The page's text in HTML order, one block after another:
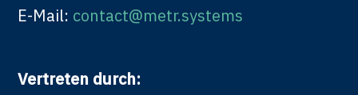
E-Mail: contact@metr.systems
Vertreten durch: